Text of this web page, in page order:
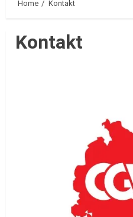
Home Kontakt
Kontakt